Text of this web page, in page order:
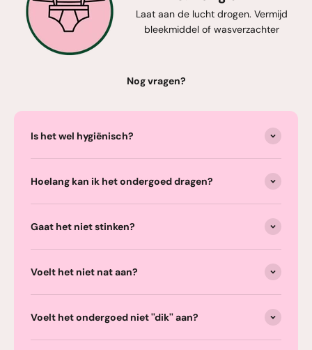
Laat aan de lucht drogen. Vermijd
bleekmiddel of wasverzachter
Nog vragen?
Is het wel hygiënisch?
Hoelang kan ik het ondergoed dragen?
Gaat het niet stinken?
Voelt het niet nat aan?
Voelt het ondergoed niet ''dik'' aan?